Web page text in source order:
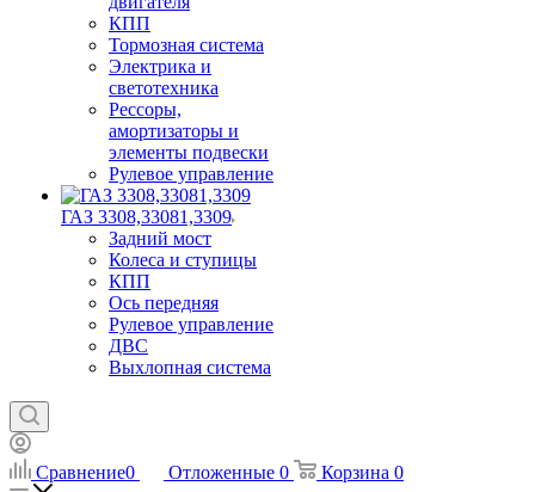
КПП
Тормозная система
Электрика и
светотехника
Рессоры,
амортизаторы и
элементы подвески
Рулевое управление
ГАЗ 3308,33081,3309
Задний мост
Колеса и ступицы
КПП
Ось передняя
Рулевое управление
ДВС
Выхлопная система
Сравнение0 Отложенные 0 Корзина 0